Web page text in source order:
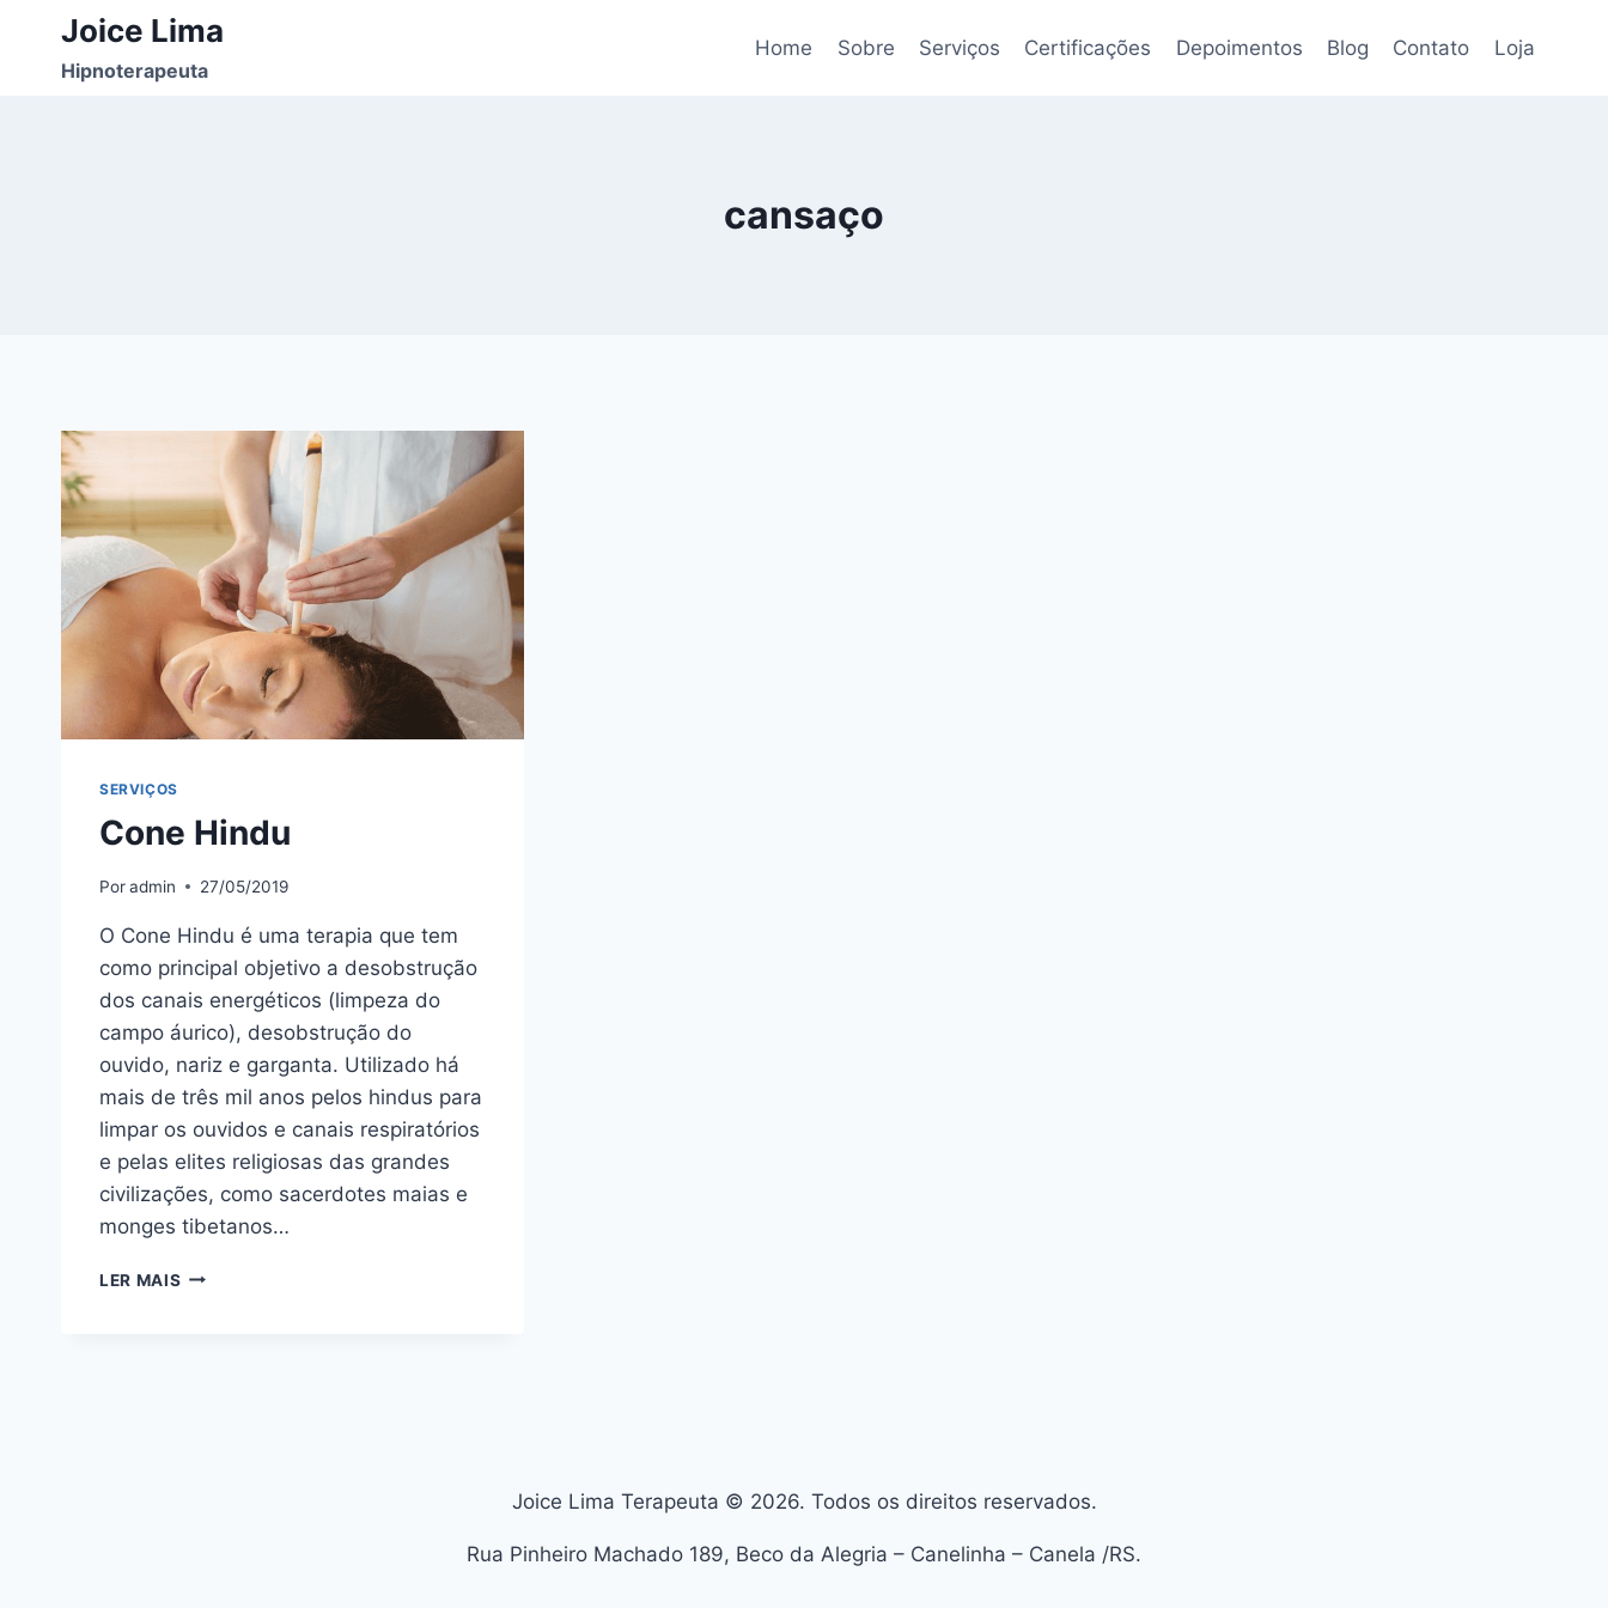
Joice Lima
Hipnoterapeuta
Home Sobre Serviços Certificações Depoimentos Blog Contato Loja
cansaço
SERVIÇOS
Cone Hindu
Poradmin 27/05/2019
O Cone Hindu é uma terapia que tem
como principal objetivo a desobstrução
dos canais energéticos (limpeza do
campo áurico), desobstrução do
ouvido, nariz e garganta. Utilizado há
mais de três mil anos pelos hindus para
limpar os ouvidos e canais respiratórios
e pelas elites religiosas das grandes
civilizações, como sacerdotes maias e
monges tibetanos…
LER MAIS CONE
Joice Lima Terapeuta © 2026. Todos os direitos reservados.
Rua Pinheiro Machado 189, Beco da Alegria – Canelinha – Canela /RS.